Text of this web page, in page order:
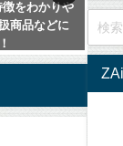
をわかりや
商品などに
マ
く
ど